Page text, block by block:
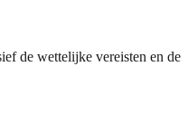
de wettelijke vereisten en de